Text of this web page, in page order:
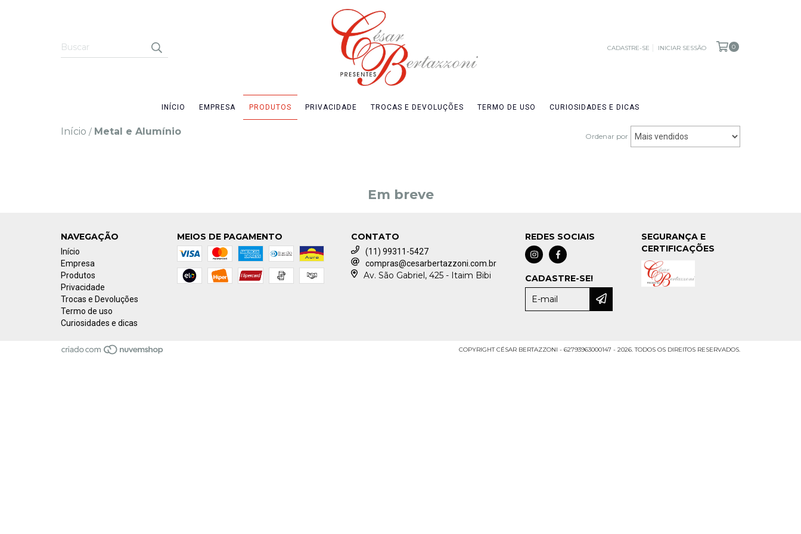
CADASTRE-SE INICIAR SESSÃO 0
INÍCIO EMPRESA PRODUTOS PRIVACIDADE TROCAS E DEVOLUÇÕES TERMO DE USO CURIOSIDADES E DICAS
Início / Metal e Alumínio Ordenar por
Em breve
NAVEGAÇÃO
Início
Empresa
Produtos
Privacidade
Trocas e Devoluções
Termo de uso
Curiosidades e dicas
MEIOS DE PAGAMENTO CONTATO
(11) 99311-5427
compras@cesarbertazzoni.com.br
Av. São Gabriel, 425 - Itaim Bibi
REDES SOCIAIS
CADASTRE-SE!
SEGURANÇA E
CERTIFICAÇÕES
COPYRIGHT CÉSAR BERTAZZONI - 62793963000147 - 2026. TODOS OS DIREITOS RESERVADOS.